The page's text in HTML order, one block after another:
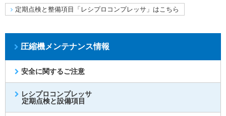
定期点検と整備項目「レシプロコンプレッサ」はこちら
圧縮機メンテナンス情報
安全に関するご注意
レシプロコンプレッサ
定期点検と設備項目